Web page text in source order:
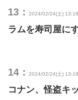
13： 2024/02/24(土)
ラムを寿司屋に
14： 2024/02/24(土)
コナン、怪盗キ